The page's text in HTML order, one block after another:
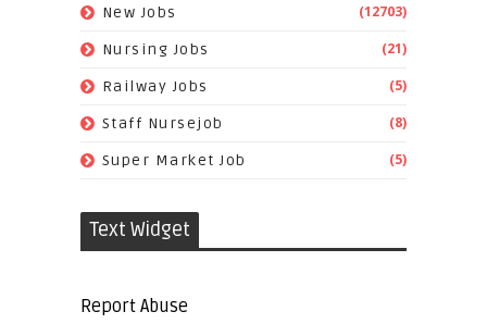
New Jobs (12703)
Nursing Jobs (21)
Railway Jobs (5)
Staff Nursejob (8)
Super Market Job (5)
Text Widget
Report Abuse